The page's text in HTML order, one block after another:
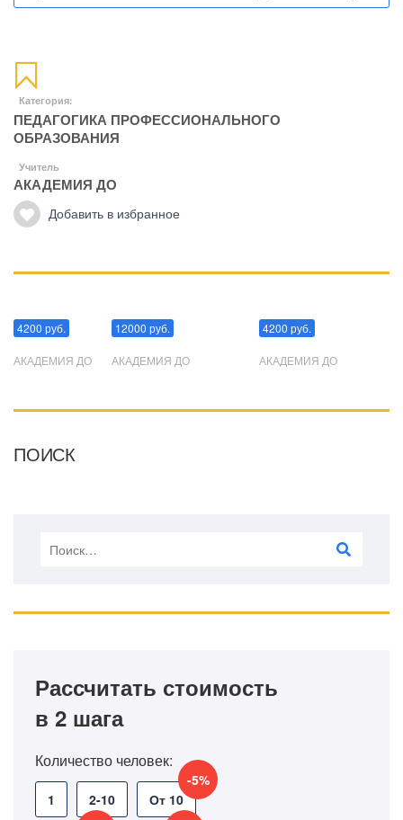
Категория:
ПЕДАГОГИКА ПРОФЕССИОНАЛЬНОГО
ОБРАЗОВАНИЯ
Учитель
АКАДЕМИЯ ДО
Добавить в избранное
4200 руб.
АКАДЕМИЯ ДО
12000 руб.
АКАДЕМИЯ ДО
4200 руб.
АКАДЕМИЯ ДО
ПОИСК
Рассчитать стоимость
в 2 шага
Количество человек:
1 2-10 От 10
-5%